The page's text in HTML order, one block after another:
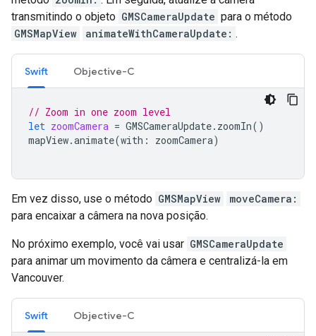
transmitindo o objeto GMSCameraUpdate para o método
GMSMapView
animateWithCameraUpdate: .
Swift Objective-C
// Zoom in one zoom level
let zoomCamera = GMSCameraUpdate. zoomIn()
mapView.animate(with : zoomCamera)
Em vez disso, use o método GMSMapView
moveCamera:
para encaixar a câmera na nova posição.
No próximo exemplo, você vai usar GMSCameraUpdate
para animar um movimento da câmera e centralizá-la em
Vancouver.
Swift Objective-C